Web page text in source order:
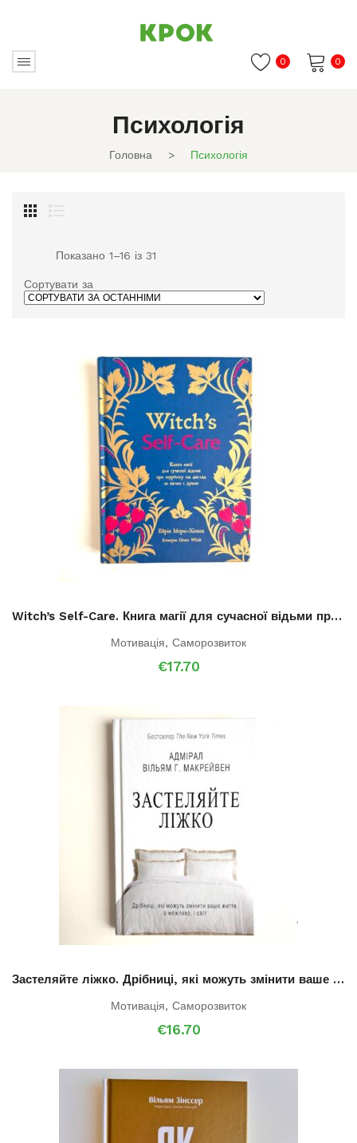
0
0
Психологія
Головна > Психологія
Показано 1–16 із 31
Сортувати за
Witch’s Self-Care. Книга магії для сучасної відьми про турботу та догляд за тілом і духом
Мотивація, Саморозвиток
€17.70
Застеляйте ліжко. Дрібниці, які можуть змінити ваше життя… і, можливо, світ
Мотивація, Саморозвиток
€16.70